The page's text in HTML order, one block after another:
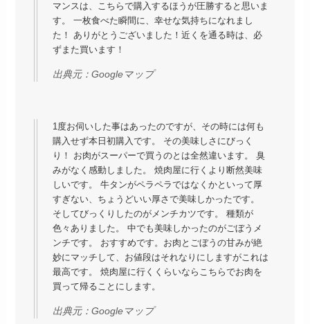
マンスは、こちらで購入するほうが圧勝すると思いま
す。 一枚食べた瞬間に、幸せな気持ちになれまし
た！ ありがとうございました！近くを通る時は、必
ずまた買います！
出典元：Googleマップ
1度お伺いした事はあったのですが、その時には何も
購入せず本日初購入です。 その美味しさにびっく
り！ お肉がスーパーで買うのとは全然違います。 臭
みがなく感動しました。 焼肉屋に行くより断然美味
しいです。 牛タンがペラペラではなくかといって厚
すぎない、ちょうどいい厚さで美味しかったです。
そしてびっくりしたのがメンチカツです。 種類が
色々ありました。 中でも美味しかったのがごぼうメ
ンチです。 おすすめです。お肉とごぼうの甘みが絶
妙にマッチして、お値段はそれなりにしますがこれは
最高です。 焼肉屋に行くくらいならこちらでお肉を
買って帰ることにします。
出典元：Googleマップ